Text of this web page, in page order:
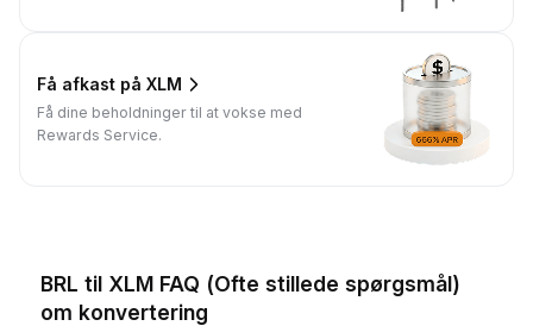
Få afkast på XLM
Få dine beholdninger til at vokse med
Rewards Service.
BRL til XLM FAQ (Ofte stillede spørgsmål)
om konvertering